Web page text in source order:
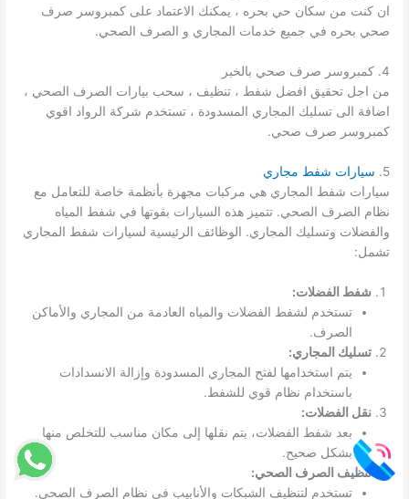
ان كنت من سكان حي بحره ، يمكنك الاعتماد على كمبروسر صرف
صحي بحره في جميع خدمات المجاري و الصرف الصحي.
4. كمبروسر صرف صحي بالخبر
من اجل تحقيق افضل شفط ، تنظيف ، سحب بيارات الصرف الصحي ،
اضافة الى تسليك المجاري المسدودة ، تستخدم شركة الرواد اقوي
كمبروسر صرف صحي.
5.
سيارات شفط مجاري
سيارات شفط المجاري هي مركبات مجهزة بأنظمة خاصة للتعامل مع
نظام الصرف الصحي. تتميز هذه السيارات بقوتها في شفط المياه
والفضلات وتسليك المجاري. الوظائف الرئيسية لسيارات شفط المجاري
تشمل:
شفط الفضلات:
تستخدم لشفط الفضلات والمياه العادمة من المجاري والأماكن
الصرف.
تسليك المجاري:
يتم استخدامها لفتح المجاري المسدودة وإزالة الانسدادات
باستخدام نظام قوي للشفط.
نقل الفضلات:
بعد شفط الفضلات، يتم نقلها إلى مكان مناسب للتخلص منها
بشكل صحيح.
تنظيف الصرف الصحي:
تستخدم لتنظيف الشبكات والأنابيب في نظام الصرف الصحي.